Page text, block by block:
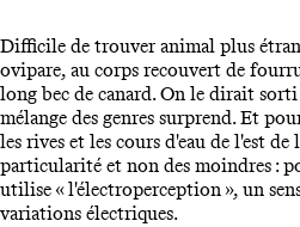
Difficile de trouver animal plus
ovipare, au corps recouvert de
long bec de canard. On le dirait
mélange des genres surprend. Et
les rives et les cours d'eau de l'est
particularité et non des moindres :
utilise « l'électroperception », un
variations électriques.